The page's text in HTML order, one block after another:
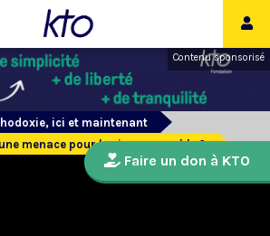
Contenu sponsorisé
ici et maintenant
menace pour le vivre ensemble ?
Faire un don à KTO